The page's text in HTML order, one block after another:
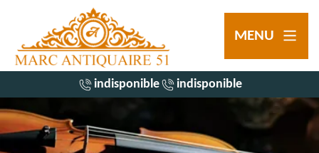
MENU
indisponible indisponible